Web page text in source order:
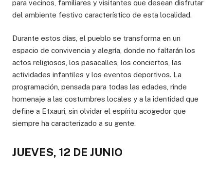
para vecinos, familiares y visitantes que desean disfrutar
del ambiente festivo característico de esta localidad.
Durante estos días, el pueblo se transforma en un
espacio de convivencia y alegría, donde no faltarán los
actos religiosos, los pasacalles, los conciertos, las
actividades infantiles y los eventos deportivos. La
programación, pensada para todas las edades, rinde
homenaje a las costumbres locales y a la identidad que
define a Etxauri, sin olvidar el espíritu acogedor que
siempre ha caracterizado a su gente.
JUEVES, 12 DE JUNIO